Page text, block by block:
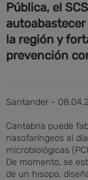
Pública, el
la región y
prevención
Santander -
Cantabria puede
nasofaríngeos al
microbiológicas
De momento, se
de un hisopo,